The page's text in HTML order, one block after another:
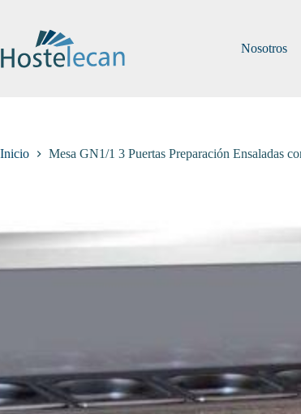
contenido
Nosotros
Inicio Mesa GN1/1 3 Puertas Preparación Ensaladas